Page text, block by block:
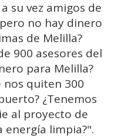
su vez amigos de
no hay dinero
de Melilla?
900 asesores del
para Melilla?
nos quiten 300
¿Tenemos
al proyecto de
energía limpia?".